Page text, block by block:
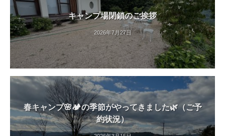
キャンプ場閉鎖のご挨拶
2026年7月27日
春キャンプ🌸🏕️の季節がやってきました🌿（ご予
約状況）